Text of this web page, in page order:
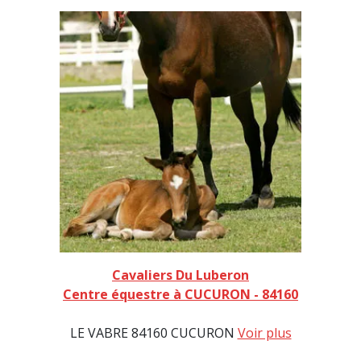
Cavaliers Du Luberon
Centre équestre à CUCURON - 84160
LE VABRE 84160 CUCURON Voir plus